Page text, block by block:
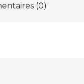
(0)